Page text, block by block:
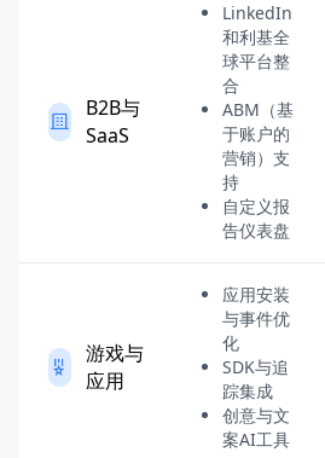
B2B与
SaaS
LinkedIn
和利基全
球平台整
合
ABM（基
于账户的
营销）支
持
自定义报
告仪表盘
游戏与
应用
应用安装
与事件优
化
SDK与追
踪集成
创意与文
案AI工具